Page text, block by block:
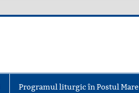
Programul liturgic în Postul Mare